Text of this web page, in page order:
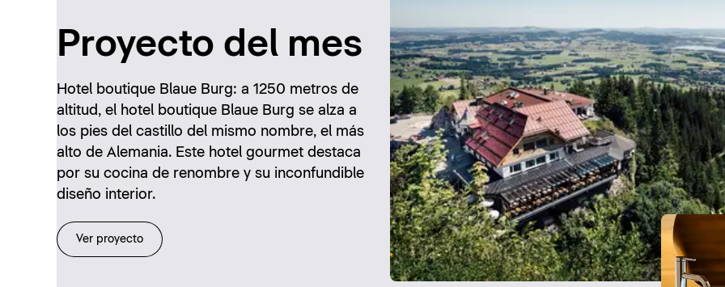
Proyecto del mes
Hotel boutique Blaue Burg: a 1250 metros de
altitud, el hotel boutique Blaue Burg se alza a
los pies del castillo del mismo nombre, el más
alto de Alemania. Este hotel gourmet destaca
por su cocina de renombre y su inconfundible
diseño interior.
Ver proyecto